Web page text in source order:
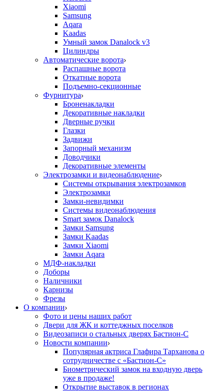
Xiaomi
Samsung
Aqara
Kaadas
Умный замок Danalock v3
Цилиндры
Автоматические ворота
Распашные ворота
Откатные ворота
Подъемно-секционные
Фурнитура
Броненакладки
Декоративные накладки
Дверные ручки
Глазки
Задвижи
Запорный механизм
Доводчики
Декоративные элементы
Электрозамки и видеонаблюдение
Системы открывания электрозамков
Электрозамки
Замки-невидимки
Системы видеонаблюдения
Smart замок Danalock
Замки Samsung
Замки Kaadas
Замки Xiaomi
Замки Aqara
МДФ-накладки
Доборы
Наличники
Карнизы
Фрезы
О компании
Фото и цены наших работ
Двери для ЖК и коттеджных поселков
Видеозаписи о стальных дверях Бастион-С
Новости компании
Популярная актриса Глафира Тарханова о
сотрудничестве с «Бастион-С»
Биометрический замок на входную дверь
уже в продаже!
Открытие выставок в регионах